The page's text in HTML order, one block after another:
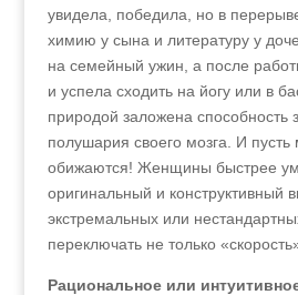
увидела, победила, но в
химию у сына и литературу у
на семейный ужин, а после
и успела сходить на йогу или в
природой заложена способность
полушария своего мозга. И
обижаются! Женщины быстрее
оригинальный и конструктивный
экстремальных или
переключать не только
Рациональное или